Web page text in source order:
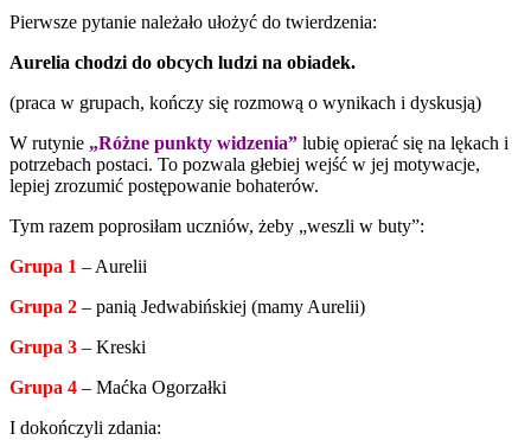
Pierwsze pytanie należało ułożyć do twierdzenia:
Aurelia chodzi do obcych ludzi na obiadek.
(praca w grupach, kończy się rozmową o wynikach i dyskusją)
W rutynie „Różne punkty widzenia” lubię opierać się na lękach i
potrzebach postaci. To pozwala głebiej wejść w jej motywacje,
lepiej zrozumić postępowanie bohaterów.
Tym razem poprosiłam uczniów, żeby „weszli w buty”:
Grupa 1 – Aurelii
Grupa 2 – panią Jedwabińskiej (mamy Aurelii)
Grupa 3 – Kreski
Grupa 4 – Maćka Ogorzałki
I dokończyli zdania: